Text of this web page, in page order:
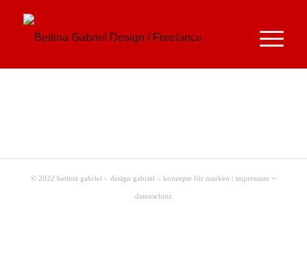
© 2022 bettina gabriel – design gabriel – konzepte für marken | impressum +
datenschutz